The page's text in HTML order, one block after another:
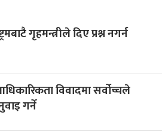
गृहमन्त्रीले दिए प्रश्न नगर्न
विवादमा सर्वोच्चले
गर्ने